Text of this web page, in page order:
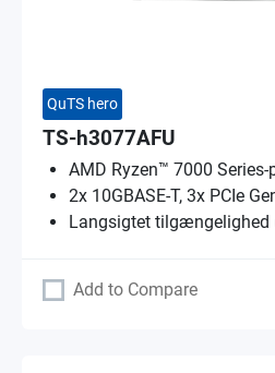
QuTS hero
TS-h3077AFU
AMD Ryzen™ 7000 Series-
2x 10GBASE-T, 3x PCIe
Langsigtet tilgængelighed
Add to Compare